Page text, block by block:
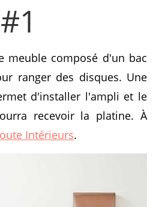
#1
meuble composé d'un bac
ranger des disques. Une
d'installer l'ampli et le
recevoir la platine. À
Intérieurs.